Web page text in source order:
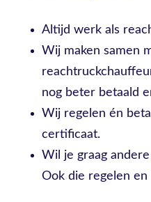
Altijd werk als
Wij maken samen
nog beter betaald
Wij regelen én
certificaat.
Wil je graag
Ook die regelen en